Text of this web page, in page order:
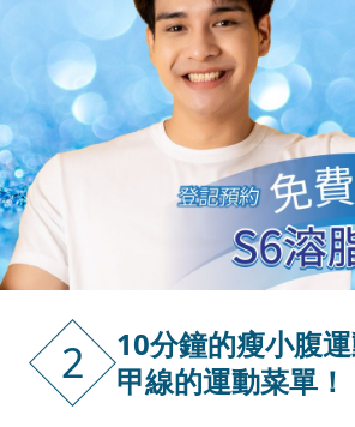
2
10分鐘的瘦小腹
甲線的運動菜單！